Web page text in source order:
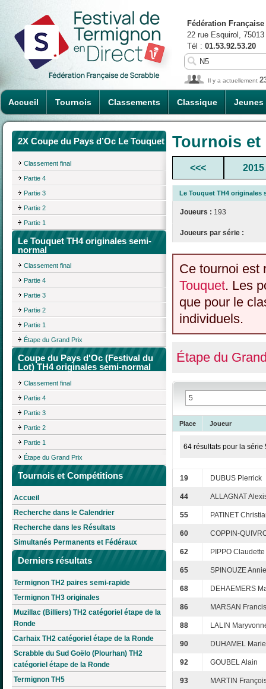
Accueil Tournois Classements Classique Jeunes
Fédération
22 rue Esquirol,
Tél : 01.53.92.53.20
Il y a actuellement
2X Coupe du Pays d’Oc Le Touquet
Classement final
Partie 4
Partie 3
Partie 2
Partie 1
Le Touquet TH4 originales semi-
normal
Classement final
Partie 4
Partie 3
Partie 2
Partie 1
Étape du Grand Prix
Coupe du Pays d'Oc (Festival du
Lot) TH4 originales semi-normal
Classement final
Partie 4
Partie 3
Partie 2
Partie 1
Étape du Grand Prix
Tournois et Compétitions
Accueil
Recherche dans le Calendrier
Recherche dans les Résultats
Simultanés Permanents et Fédéraux
Derniers résultats
Termignon TH2 paires semi-rapide
Termignon TH3 originales
Muzillac (Billiers) TH2 catégoriel étape de la
Ronde
Carhaix TH2 catégoriel étape de la Ronde
Scrabble du Sud Goëlo (Plourhan) TH2
catégoriel étape de la Ronde
Termignon TH5
Tournois
<<< 2015
Le Touquet TH4 originales
Joueurs : 193
Joueurs par série :
Ce tournoi est
Touquet. Les
que pour le
individuels.
Étape du
Place Joueur
64 résultats pour la série
19 DUBUS Pierrick
44 ALLAGNAT
55 PATINET
60 COPPIN-
62 PIPPO Claudette
65 SPINOUZE Annie
68 DEHAEMERS
86 MARSAN Francis
88 LALIN
90 DUHAMEL
92 GOUBEL Alain
93 MARTIN